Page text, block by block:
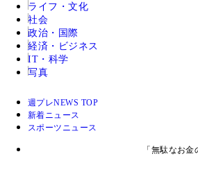
ライフ・文化
社会
政治・国際
経済・ビジネス
IT・科学
写真
週プレNEWS TOP
新着ニュース
スポーツニュース
「無駄なお